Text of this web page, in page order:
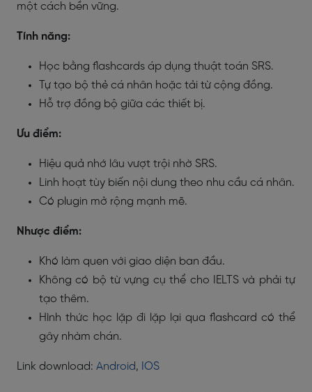
một cách bền vững.
Tính năng:
Học bằng flashcards áp dụng thuật toán SRS.
Tự tạo bộ thẻ cá nhân hoặc tải từ cộng đồng.
Hỗ trợ đồng bộ giữa các thiết bị.
Ưu điểm:
Hiệu quả nhớ lâu vượt trội nhờ SRS.
Linh hoạt tùy biến nội dung theo nhu cầu cá nhân.
Có plugin mở rộng mạnh mẽ.
Nhược điểm:
Khó làm quen với giao diện ban đầu.
Không có bộ từ vựng cụ thể cho IELTS và phải tự
tạo thêm.
Hình thức học lặp đi lặp lại qua flashcard có thể
gây nhàm chán.
Link download: Android, IOS